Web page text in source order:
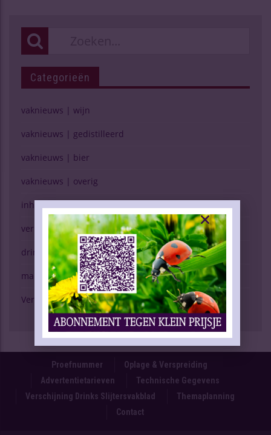
Categorieën
vaknieuws | wijn
vaknieuws | gedistilleerd
vaknieuws | bier
vaknieuws | overig
inhoud vakblad
verkopen (g)een kunst
drinken & gezondheid
marktspiegel
Verschijning Drinks Slijtersvakblad
Proefnummer
Oplage & Verspreiding
Advertentietarieven
Technische Gegevens
Verschijning Drinks Slijtersvakblad
Themaplanning
Contact